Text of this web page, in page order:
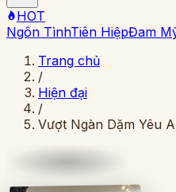
HOT
Ngôn TìnhTiên HiệpĐam
Trang chủ
/
Hiện đại
/
Vượt Ngàn Dặm Yêu